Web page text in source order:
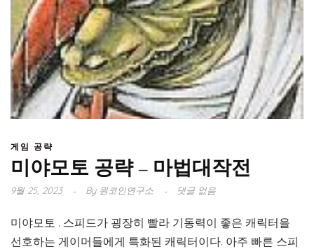
게임 공략
미야모토 공략 – 마법대작전
9월 25, 2023 By원코인연구소 댓글 없음
미야모토 . 스피드가 굉장히 빨라 기동력이 좋은 캐릭터을
선호하는 게이머들에게 특화된 캐릭터이다. 아주 빠른 스피